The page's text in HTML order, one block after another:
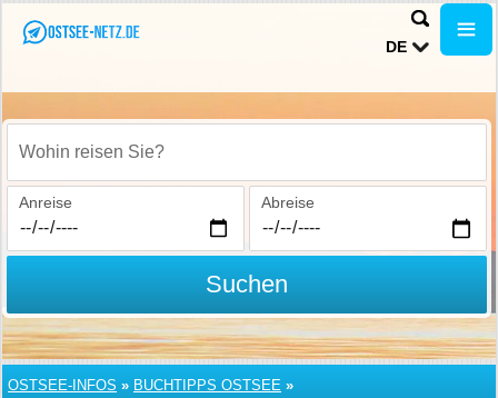
DE
Wohin reisen Sie?
Anreise Abreise
Suchen
OSTSEE-INFOS » BUCHTIPPS OSTSEE »